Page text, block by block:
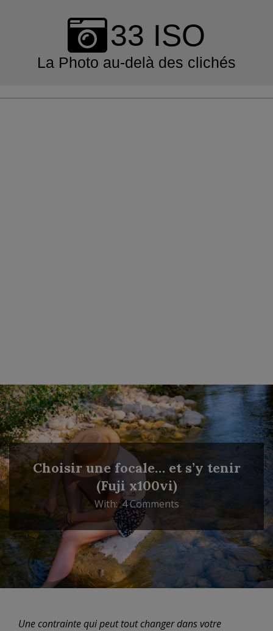
33 ISO
La Photo au-delà des clichés
Primary
Choisir une focale… et s’y tenir
(Fuji x100vi)
With: 4 Comments
Une contrainte qui peut tout changer dans votre